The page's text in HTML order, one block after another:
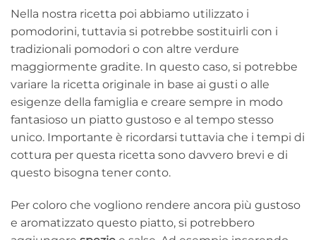
Nella nostra ricetta poi abbiamo utilizzato i
pomodorini, tuttavia si potrebbe sostituirli con i
tradizionali pomodori o con altre verdure
maggiormente gradite. In questo caso, si potrebbe
variare la ricetta originale in base ai gusti o alle
esigenze della famiglia e creare sempre in modo
fantasioso un piatto gustoso e al tempo stesso
unico. Importante è ricordarsi tuttavia che i tempi di
cottura per questa ricetta sono davvero brevi e di
questo bisogna tener conto.
Per coloro che vogliono rendere ancora più gustoso
e aromatizzato questo piatto, si potrebbero